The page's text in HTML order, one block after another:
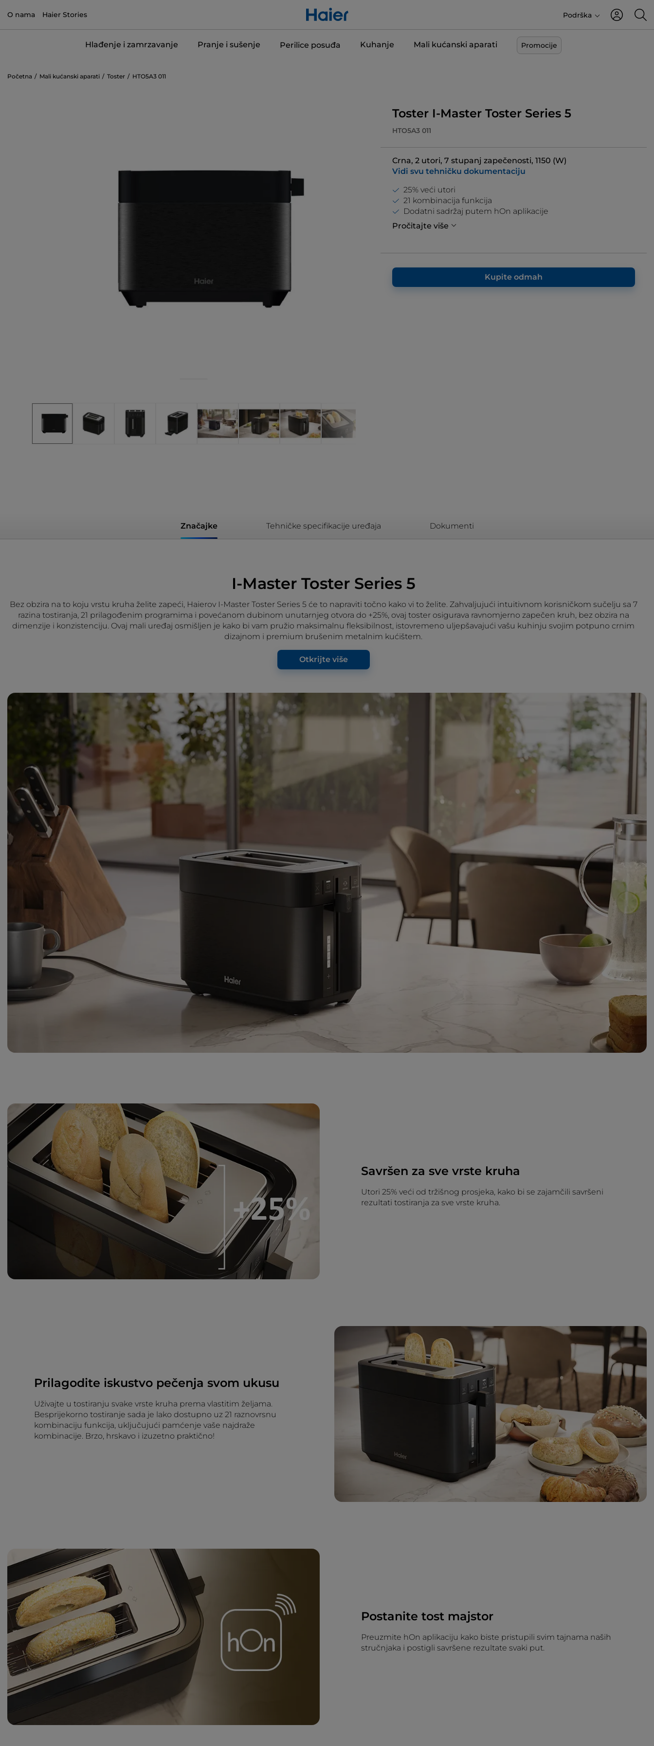
O nama Haier Stories Podrška
Hlađenje i zamrzavanje Pranje i sušenje Perilice posuđa Kuhanje Mali kućanski aparati Promocije
Početna Mali kućanski aparati Toster HTO5A3 011
Toster I-Master Toster Series 5
HTO5A3 011
Crna, 2 utori, 7 stupanj zapečenosti, 1150 (W)
Vidi svu tehničku dokumentaciju
25% veći utori
21 kombinacija funkcija
Dodatni sadržaj putem hOn aplikacije​
Pročitajte više
Kupite odmah
Značajke Tehničke specifikacije uređaja Dokumenti
I-Master Toster Series 5
Bez obzira na to koju vrstu kruha želite zapeći, Haierov I-Master Toster Series 5 će to napraviti točno kako vi to želite. Zahvaljujući intuitivnom korisničkom sučelju sa 7
razina tostiranja, 21 prilagođenim programima i povećanom dubinom unutarnjeg otvora do +25%, ovaj toster osigurava ravnomjerno zapečen kruh, bez obzira na
dimenzije i konzistenciju. Ovaj mali uređaj osmišljen je kako bi vam pružio maksimalnu fleksibilnost, istovremeno uljepšavajući vašu kuhinju svojim potpuno crnim
dizajnom i premium brušenim metalnim kućištem.
Otkrijte više
Savršen za sve vrste kruha
Utori 25% veći od tržišnog prosjeka, kako bi se zajamčili savršeni
rezultati tostiranja za sve vrste kruha.
Prilagodite iskustvo pečenja svom ukusu
Uživajte u tostiranju svake vrste kruha prema vlastitim željama.
Besprijekorno tostiranje sada je lako dostupno uz 21 raznovrsnu
kombinaciju funkcija, uključujući pamćenje vaše najdraže
kombinacije. Brzo, hrskavo i izuzetno praktično!
Postanite tost majstor
Preuzmite hOn aplikaciju kako biste pristupili svim tajnama naših
stručnjaka i postigli savršene rezultate svaki put.